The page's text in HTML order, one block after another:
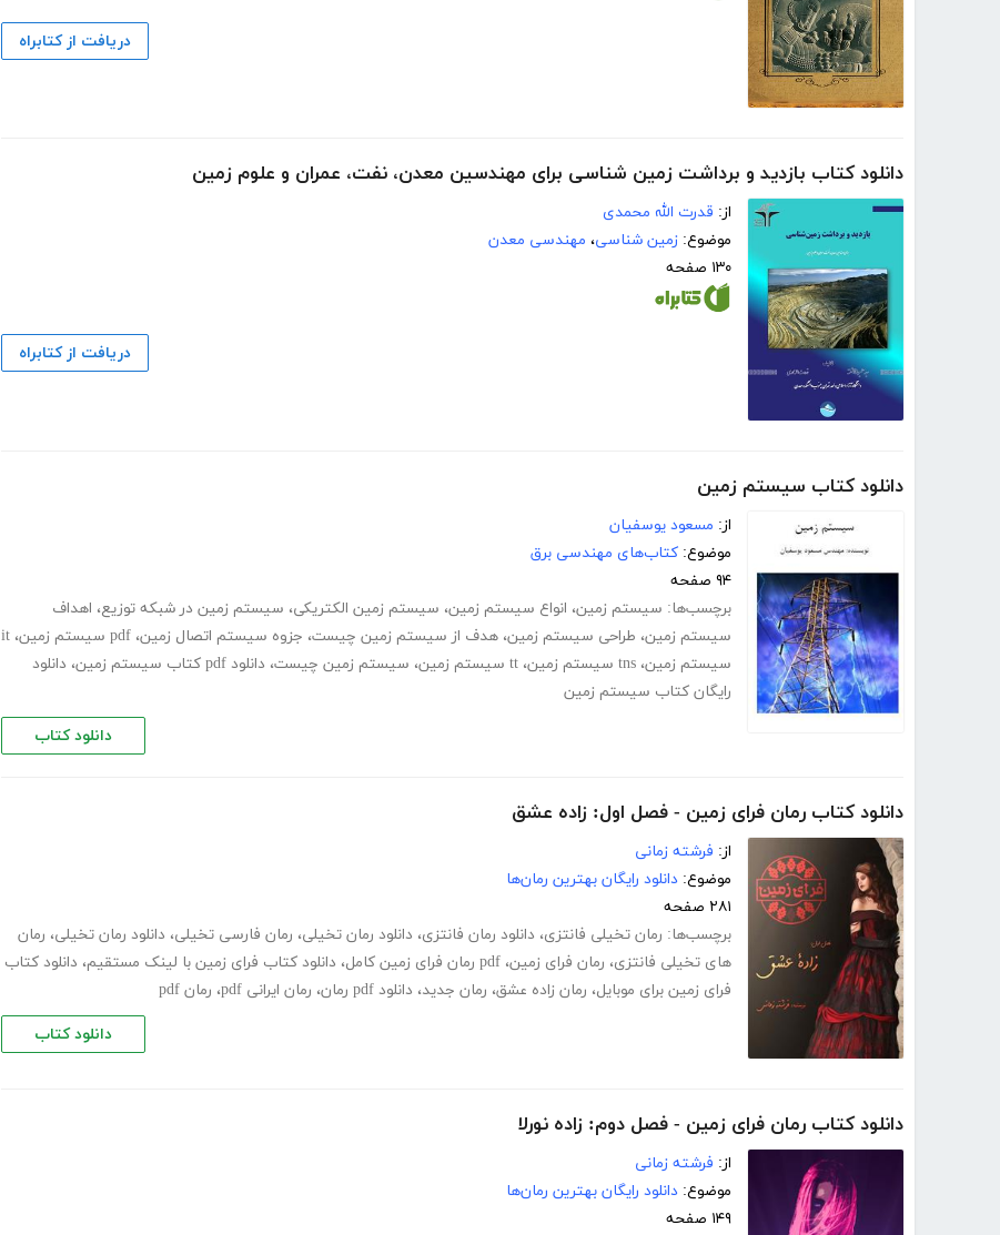
دریافت از کتابراه
دانلود کتاب بازدید و برداشت زمین‌ شناسی برای مهندسین معدن، نفت، عمران و علوم زمین
از: قدرت الله محمدی
موضوع: زمین شناسی، مهندسی معدن
۱۳۰ صفحه
دریافت از کتابراه
دانلود کتاب سیستم زمین
از: مسعود یوسفیان
موضوع: کتاب‌های مهندسی برق
۹۴ صفحه
برچسب‌ها: سیستم زمین، انواع سیستم زمین، سیستم زمین الکتریکی، سیستم زمین در شبکه توزیع، اهداف
سیستم زمین، طراحی سیستم زمین، هدف از سیستم زمین چیست، جزوه سیستم اتصال زمین، pdf سیستم زمین ، it
سیستم زمین، tns سیستم زمین ، tt سیستم زمین ، سیستم زمین چیست، دانلود pdf کتاب سیستم زمین ، دانلود
رایگان کتاب سیستم زمین
دانلود کتاب
دانلود کتاب رمان فرای زمین - فصل اول: زاده عشق
از: فرشته زمانی
موضوع: دانلود رایگان بهترین رمان‌ها
۲۸۱ صفحه
برچسب‌ها: رمان تخیلی فانتزی، دانلود رمان فانتزی، دانلود رمان تخیلی، رمان فارسی تخیلی، دانلود رمان تخیلی، رمان
های تخیلی فانتزی، رمان فرای زمین، pdf رمان فرای زمین کامل ، دانلود کتاب فرای زمین با لینک مستقیم، دانلود کتاب
فرای زمین برای موبایل، رمان زاده عشق، رمان جدید، دانلود pdf رمان ، رمان ایرانی pdf ، رمان pdf
دانلود کتاب
دانلود کتاب رمان فرای زمین - فصل دوم: زاده نورلا
از: فرشته زمانی
موضوع: دانلود رایگان بهترین رمان‌ها
۱۴۹ صفحه